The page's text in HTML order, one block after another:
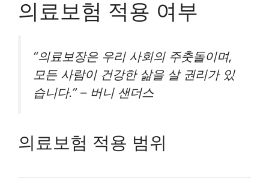
의료보험 적용 여부
“의료보장은 우리 사회의 주춧돌이며,
모든 사람이 건강한 삶을 살 권리가 있
습니다.” – 버니 샌더스
의료보험 적용 범위